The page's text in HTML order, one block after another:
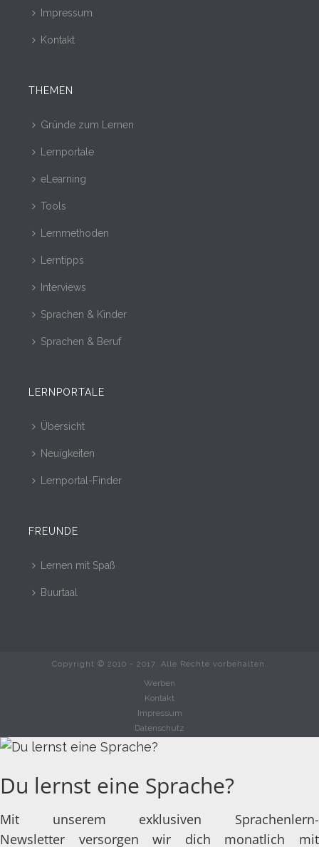
Impressum
Kontakt
THEMEN
Gründe zum Lernen
Lernportale
eLearning
Tools
Lernmethoden
Lerntipps
Interviews
Sprachen & Kinder
Sprachen & Beruf
LERNPORTALE
Übersicht
Neuigkeiten
Lernportal-Finder
FREUNDE
Lernen mit Spaß
Buurtaal
Copyright © 2010 - 2017. Alle Rechte vorbehalten.
Werben
Kontakt
Impressum
Datenschutz
Du lernst eine Sprache?
Mit unserem exklusiven Sprachenlern-
Newsletter versorgen wir dich monatlich mit